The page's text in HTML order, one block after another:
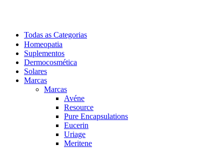
Todas as Categorias
Homeopatia
Suplementos
Dermocosmética
Solares
Marcas
Marcas
Avéne
Resource
Pure Encapsulations
Eucerin
Uriage
Meritene